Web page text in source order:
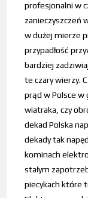
profesjonalni w
zanieczyszczeń
w dużej mierze
przypadłość
bardziej
te czary wierzy.
prąd w Polsce w
wiatraka, czy
dekad Polska
dekady tak
kominach
stałym
piecykach które